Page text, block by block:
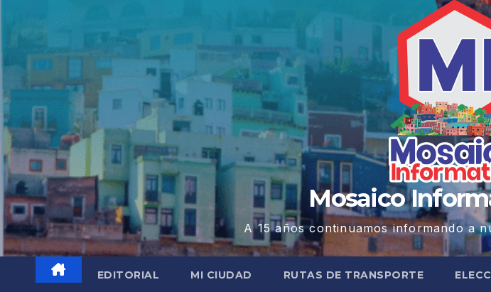
Mosaico
A 15 años continuamos informando a
EDITORIAL MI CIUDAD RUTAS DE TRANSPORTE